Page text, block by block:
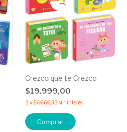
Crezco que te Crezco
$19.999,00
3 x$6.666,33 sin interés
Comprar